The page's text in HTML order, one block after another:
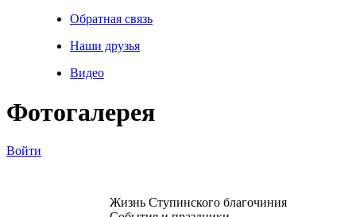
Обратная связь
Наши друзья
Видео
Фотогалерея
Войти
Жизнь Ступинского благочиния